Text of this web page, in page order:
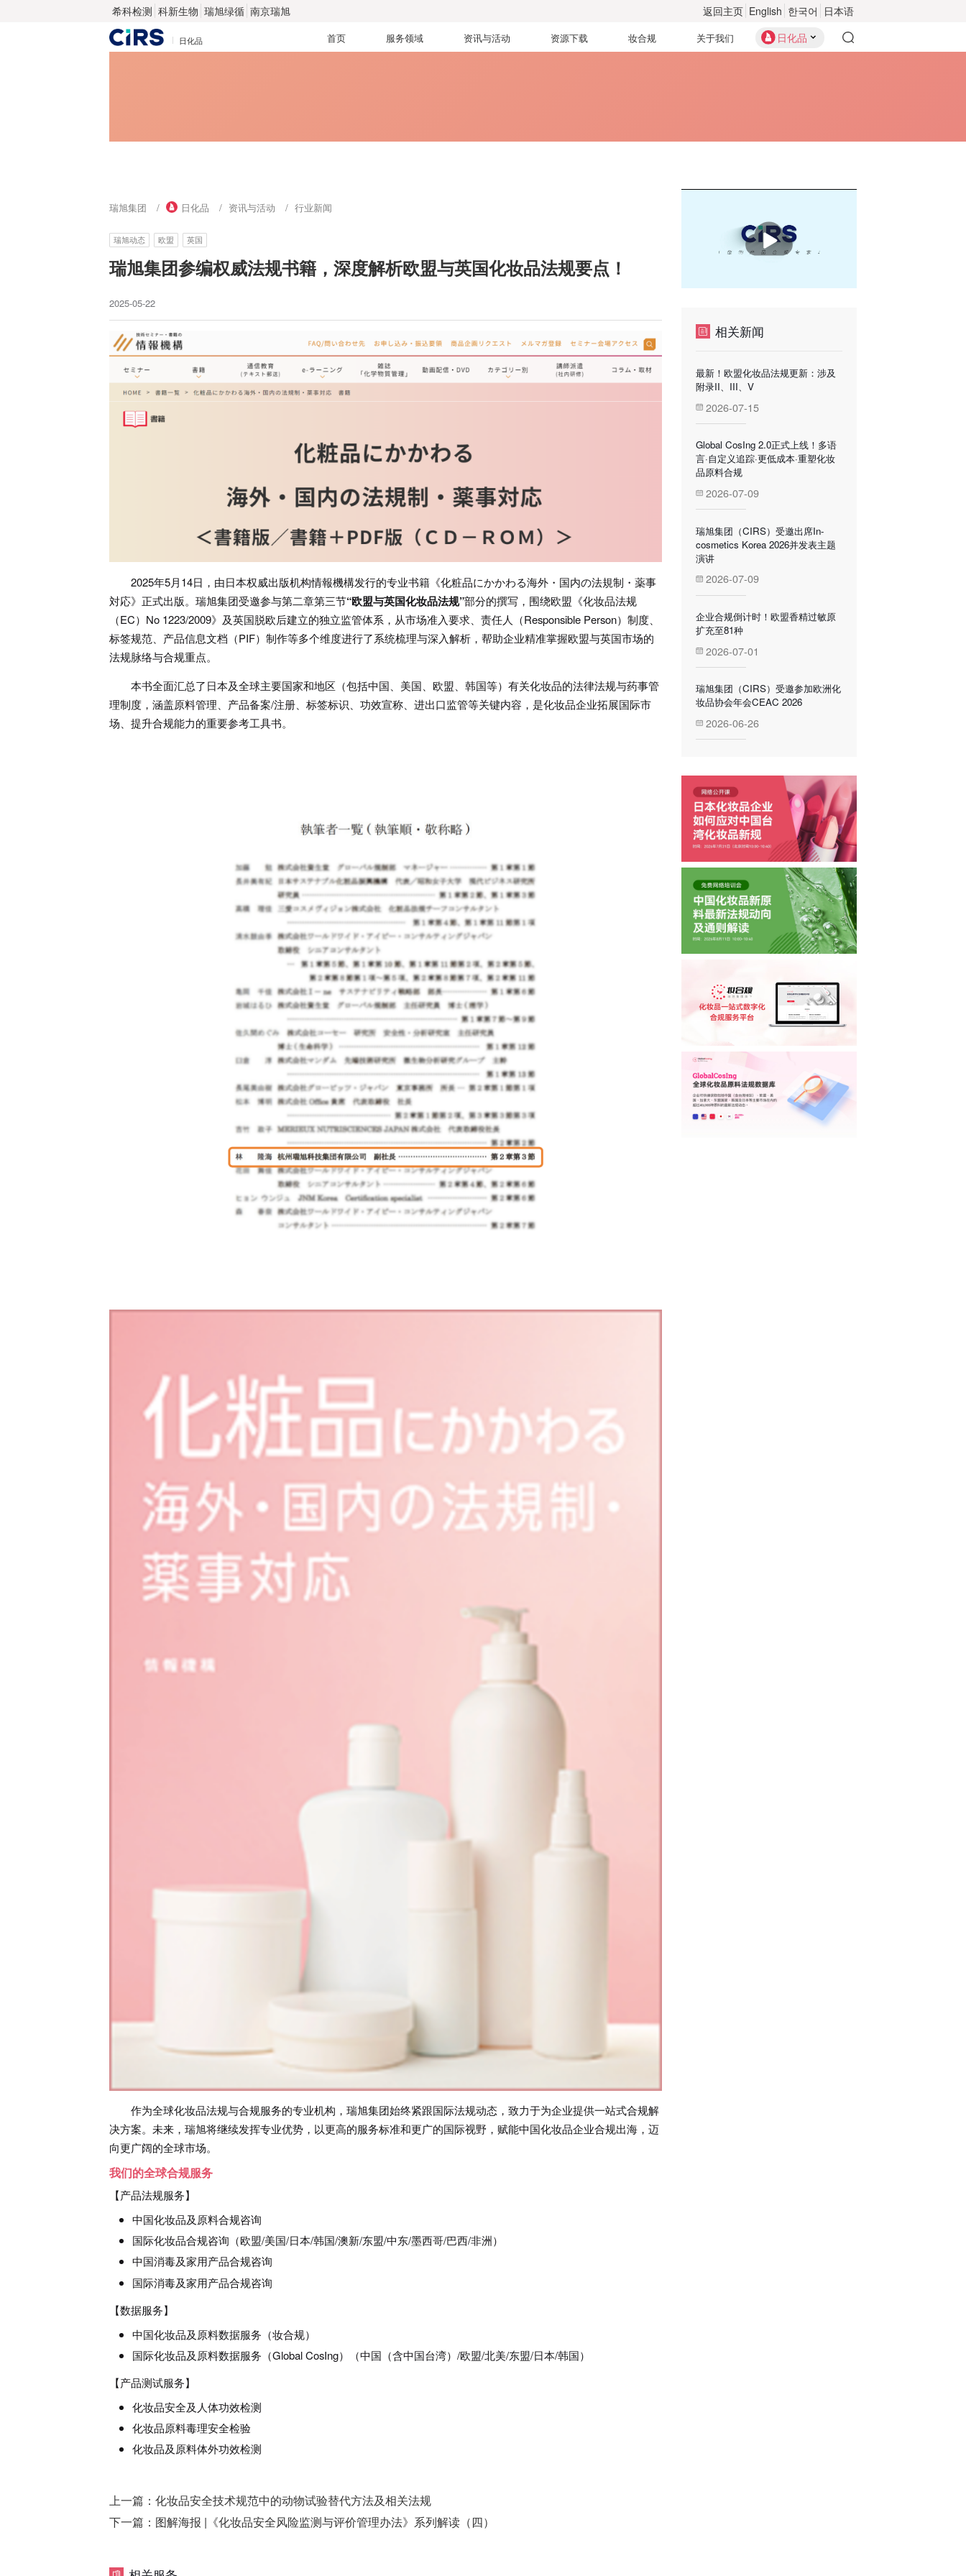
希科检测 科新生物 瑞旭绿循 南京瑞旭 返回主页 English 한국어 日本语
日化品 首页 服务领域 资讯与活动 资源下载 妆合规 关于我们 日化品
瑞旭集团 日化品 资讯与活动 行业新闻
瑞旭动态 欧盟 英国
瑞旭集团参编权威法规书籍，深度解析欧盟与英国化妆品法规要点！
2025-05-22
2025年5月14日，由日本权威出版机构情報機構发行的专业书籍《化粧品にかかわる海外・国内の法規制・薬事
対応》正式出版。瑞旭集团受邀参与第二章第三节“欧盟与英国化妆品法规”部分的撰写，围绕欧盟《化妆品法规
（EC）No 1223/2009》及英国脱欧后建立的独立监管体系，从市场准入要求、责任人（Responsible Person）制度、
标签规范、产品信息文档（PIF）制作等多个维度进行了系统梳理与深入解析，帮助企业精准掌握欧盟与英国市场的
法规脉络与合规重点。
本书全面汇总了日本及全球主要国家和地区（包括中国、美国、欧盟、韩国等）有关化妆品的法律法规与药事管
理制度，涵盖原料管理、产品备案/注册、标签标识、功效宣称、进出口监管等关键内容，是化妆品企业拓展国际市
场、提升合规能力的重要参考工具书。
作为全球化妆品法规与合规服务的专业机构，瑞旭集团始终紧跟国际法规动态，致力于为企业提供一站式合规解
决方案。未来，瑞旭将继续发挥专业优势，以更高的服务标准和更广的国际视野，赋能中国化妆品企业合规出海，迈
向更广阔的全球市场。
我们的全球合规服务
【产品法规服务】
中国化妆品及原料合规咨询
国际化妆品合规咨询（欧盟/美国/日本/韩国/澳新/东盟/中东/墨西哥/巴西/非洲）
中国消毒及家用产品合规咨询
国际消毒及家用产品合规咨询
【数据服务】
中国化妆品及原料数据服务（妆合规）
国际化妆品及原料数据服务（Global CosIng）（中国（含中国台湾）/欧盟/北美/东盟/日本/韩国）
【产品测试服务】
化妆品安全及人体功效检测
化妆品原料毒理安全检验
化妆品及原料体外功效检测
上一篇： 化妆品安全技术规范中的动物试验替代方法及相关法规
下一篇： 图解海报 |《化妆品安全风险监测与评价管理办法》系列解读（四）
播
放
相关新闻
最新！欧盟化妆品法规更新：涉及
附录II、III、V
2026-07-15
Global CosIng 2.0正式上线！多语
言·自定义追踪·更低成本·重塑化妆
品原料合规
2026-07-09
瑞旭集团（CIRS）受邀出席In-
cosmetics Korea 2026并发表主题
演讲
2026-07-09
企业合规倒计时！欧盟香精过敏原
扩充至81种
2026-07-01
瑞旭集团（CIRS）受邀参加欧洲化
妆品协会年会CEAC 2026
2026-06-26